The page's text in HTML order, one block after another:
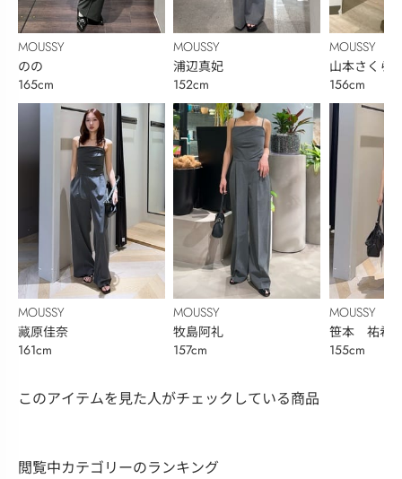
MOUSSY
のの
165cm
MOUSSY
藏原佳奈
161cm
MOUSSY
浦辺真妃
152cm
MOUSSY
牧島阿礼
157cm
MOUSSY
山本さくら
156cm
MOUSSY
笹本 祐希
155cm
このアイテムを見た人がチェックしている商品
閲覧中カテゴリーのランキング